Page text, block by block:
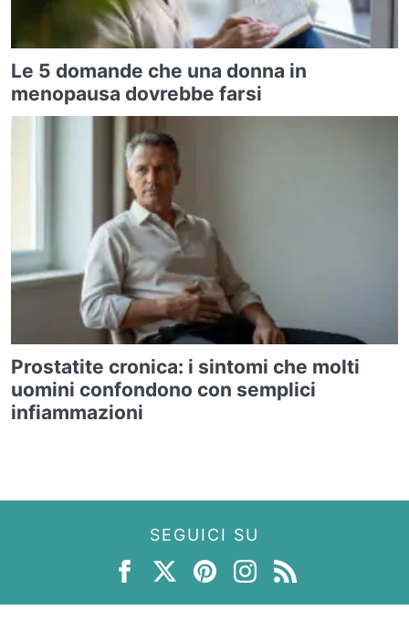
Le 5 domande che una donna in
menopausa dovrebbe farsi
Prostatite cronica: i sintomi che molti
uomini confondono con semplici
infiammazioni
SEGUICI SU